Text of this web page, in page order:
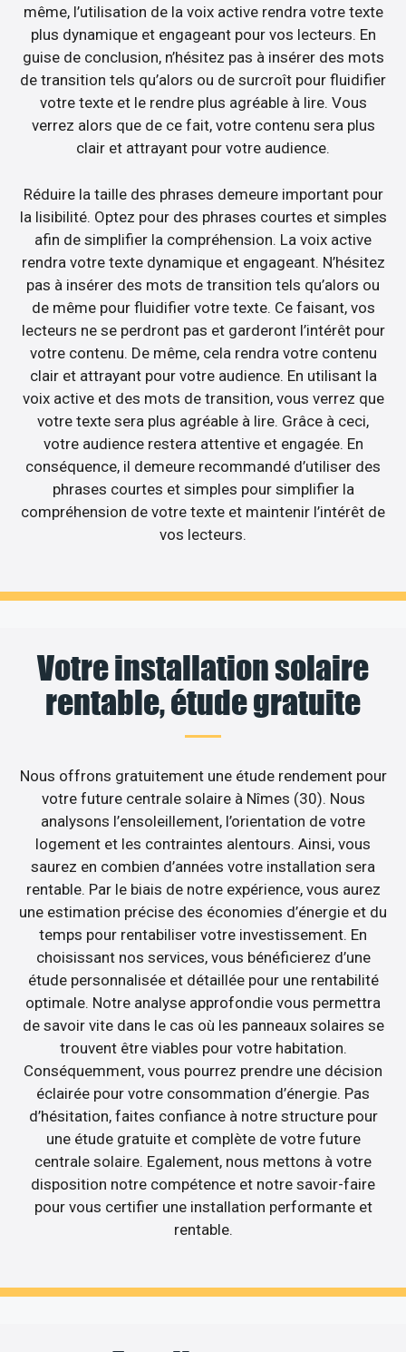
même, l’utilisation de la voix active rendra votre texte
plus dynamique et engageant pour vos lecteurs. En
guise de conclusion, n’hésitez pas à insérer des mots
de transition tels qu’alors ou de surcroît pour fluidifier
votre texte et le rendre plus agréable à lire. Vous
verrez alors que de ce fait, votre contenu sera plus
clair et attrayant pour votre audience.
Réduire la taille des phrases demeure important pour
la lisibilité. Optez pour des phrases courtes et simples
afin de simplifier la compréhension. La voix active
rendra votre texte dynamique et engageant. N’hésitez
pas à insérer des mots de transition tels qu’alors ou
de même pour fluidifier votre texte. Ce faisant, vos
lecteurs ne se perdront pas et garderont l’intérêt pour
votre contenu. De même, cela rendra votre contenu
clair et attrayant pour votre audience. En utilisant la
voix active et des mots de transition, vous verrez que
votre texte sera plus agréable à lire. Grâce à ceci,
votre audience restera attentive et engagée. En
conséquence, il demeure recommandé d’utiliser des
phrases courtes et simples pour simplifier la
compréhension de votre texte et maintenir l’intérêt de
vos lecteurs.
Votre installation solaire
rentable, étude gratuite
Nous offrons gratuitement une étude rendement pour
votre future centrale solaire à Nîmes (30). Nous
analysons l’ensoleillement, l’orientation de votre
logement et les contraintes alentours. Ainsi, vous
saurez en combien d’années votre installation sera
rentable. Par le biais de notre expérience, vous aurez
une estimation précise des économies d’énergie et du
temps pour rentabiliser votre investissement. En
choisissant nos services, vous bénéficierez d’une
étude personnalisée et détaillée pour une rentabilité
optimale. Notre analyse approfondie vous permettra
de savoir vite dans le cas où les panneaux solaires se
trouvent être viables pour votre habitation.
Conséquemment, vous pourrez prendre une décision
éclairée pour votre consommation d’énergie. Pas
d’hésitation, faites confiance à notre structure pour
une étude gratuite et complète de votre future
centrale solaire. Egalement, nous mettons à votre
disposition notre compétence et notre savoir-faire
pour vous certifier une installation performante et
rentable.